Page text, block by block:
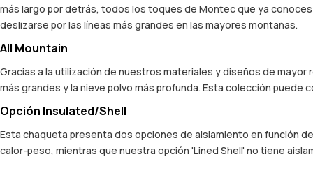
más largo por detrás, todos los toques de Montec que ya
deslizarse por las líneas más grandes en las mayores montañas.
All Mountain
Gracias a la utilización de nuestros materiales y diseños de
más grandes y la nieve polvo más profunda. Esta colección puede
Opción Insulated/Shell
Esta chaqueta presenta dos opciones de aislamiento en función
calor-peso, mientras que nuestra opción 'Lined Shell' no tiene